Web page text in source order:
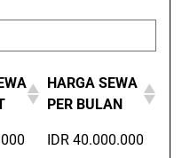
HARGA SEWA
PER BULAN
IDR 40.000.000